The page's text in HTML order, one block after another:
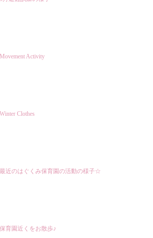
Movement Activity
Winter Clothes
最近のはぐくみ保育園の活動の様子☆
保育園近くをお散歩♪